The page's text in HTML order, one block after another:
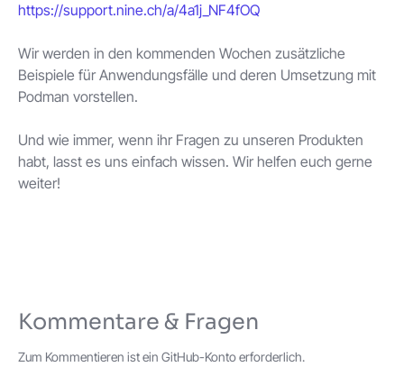
https://support.nine.ch/a/4a1j_NF4fOQ
Wir werden in den kommenden Wochen zusätzliche
Beispiele für Anwendungsfälle und deren Umsetzung mit
Podman vorstellen.
Und wie immer, wenn ihr Fragen zu unseren Produkten
habt, lasst es uns einfach wissen. Wir helfen euch gerne
weiter!
Kommentare & Fragen
Zum Kommentieren ist ein GitHub-Konto erforderlich.